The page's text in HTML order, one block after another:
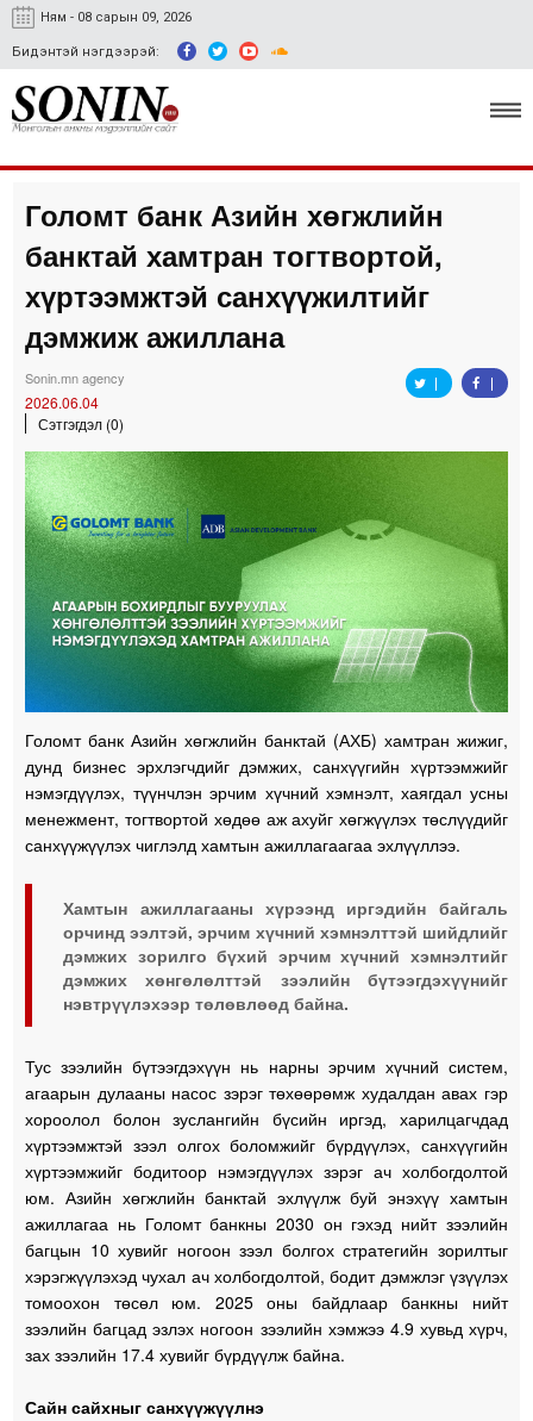
Ням - 08 сарын 09, 2026
Бидэнтэй нэгдээрэй:
Улс төр, эдийн засаг
Гэмт хэрэг
Нийгэм, соёл
Голомт банк Азийн хөгжлийн
банктай хамтран тогтвортой,
хүртээмжтэй санхүүжилтийг
дэмжиж ажиллана
Sonin.mn agency
2026.06.04
Сэтгэгдэл (0)
Голомт банк Азийн хөгжлийн банктай (АХБ) хамтран жижиг,
дунд бизнес эрхлэгчдийг дэмжих, санхүүгийн хүртээмжийг
нэмэгдүүлэх, түүнчлэн эрчим хүчний хэмнэлт, хаягдал усны
менежмент, тогтвортой хөдөө аж ахуйг хөгжүүлэх төслүүдийг
санхүүжүүлэх чиглэлд хамтын ажиллагаагаа эхлүүллээ.
Хамтын ажиллагааны хүрээнд иргэдийн байгаль
орчинд ээлтэй, эрчим хүчний хэмнэлттэй шийдлийг
дэмжих зорилго бүхий эрчим хүчний хэмнэлтийг
дэмжих хөнгөлөлттэй зээлийн бүтээгдэхүүнийг
нэвтрүүлэхээр төлөвлөөд байна.
Тус зээлийн бүтээгдэхүүн нь нарны эрчим хүчний систем,
агаарын дулааны насос зэрэг төхөөрөмж худалдан авах гэр
хороолол болон зуслангийн бүсийн иргэд, харилцагчдад
хүртээмжтэй зээл олгох боломжийг бүрдүүлэх, санхүүгийн
хүртээмжийг бодитоор нэмэгдүүлэх зэрэг ач холбогдолтой
юм. Азийн хөгжлийн банктай эхлүүлж буй энэхүү хамтын
ажиллагаа нь Голомт банкны 2030 он гэхэд нийт зээлийн
багцын 10 хувийг ногоон зээл болгох стратегийн зорилтыг
хэрэгжүүлэхэд чухал ач холбогдолтой, бодит дэмжлэг үзүүлэх
томоохон төсөл юм. 2025 оны байдлаар банкны нийт
зээлийн багцад эзлэх ногоон зээлийн хэмжээ 4.9 хувьд хүрч,
зах зээлийн 17.4 хувийг бүрдүүлж байна.
Сайн сайхныг санхүүжүүлнэ